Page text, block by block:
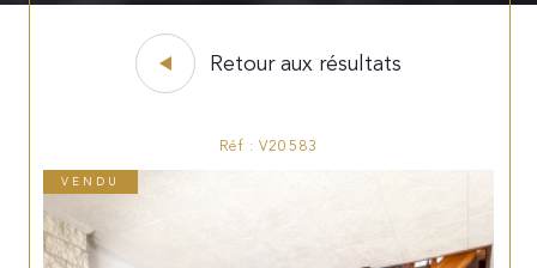
Retour aux résultats
Réf : V20583
VENDU